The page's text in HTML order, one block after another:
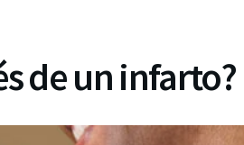
de un infarto?